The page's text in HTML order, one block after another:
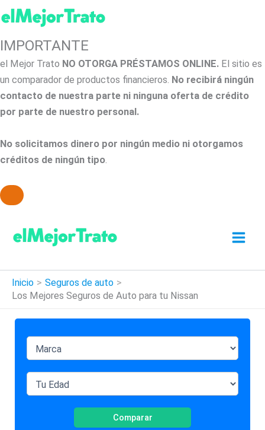
IMPORTANTE
el Mejor Trato NO OTORGA PRÉSTAMOS ONLINE. El sitio es
un comparador de productos financieros. No recibirá ningún
contacto de nuestra parte ni ninguna oferta de crédito
por parte de nuestro personal.
No solicitamos dinero por ningún medio ni otorgamos
créditos de ningún tipo.
contenido
Inicio
Seguros de auto
Los Mejores Seguros de Auto para tu Nissan
Comparar